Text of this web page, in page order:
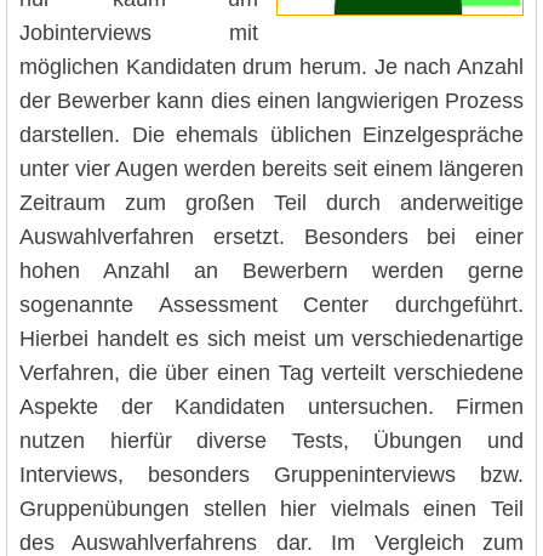
Jobinterviews mit
möglichen Kandidaten drum herum. Je nach Anzahl
der Bewerber kann dies einen langwierigen Prozess
darstellen. Die ehemals üblichen Einzelgespräche
unter vier Augen werden bereits seit einem längeren
Zeitraum zum großen Teil durch anderweitige
Auswahlverfahren ersetzt. Besonders bei einer
hohen Anzahl an Bewerbern werden gerne
sogenannte Assessment Center durchgeführt.
Hierbei handelt es sich meist um verschiedenartige
Verfahren, die über einen Tag verteilt verschiedene
Aspekte der Kandidaten untersuchen. Firmen
nutzen hierfür diverse Tests, Übungen und
Interviews, besonders Gruppeninterviews bzw.
Gruppenübungen stellen hier vielmals einen Teil
des Auswahlverfahrens dar. Im Vergleich zum